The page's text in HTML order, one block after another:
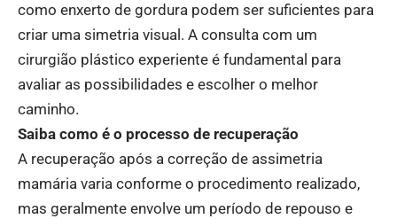
como enxerto de gordura podem ser suficientes para
criar uma simetria visual. A consulta com um
cirurgião plástico experiente é fundamental para
avaliar as possibilidades e escolher o melhor
caminho.
Saiba como é o processo de recuperação
A recuperação após a correção de assimetria
mamária varia conforme o procedimento realizado,
mas geralmente envolve um período de repouso e